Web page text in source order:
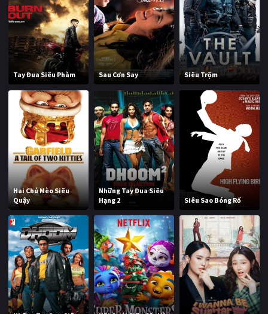
Tay Đua Siêu Phàm Sau Cơn Say Siêu Trộm
Hai Chú Mèo Siêu
Quậy
Những Tay Đua Siêu
Hạng 2
Siêu Sao Bóng Rổ